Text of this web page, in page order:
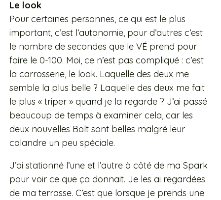
Le look
Pour certaines personnes, ce qui est le plus
important, c’est l’autonomie, pour d’autres c’est
le nombre de secondes que le VÉ prend pour
faire le 0-100. Moi, ce n’est pas compliqué : c’est
la carrosserie, le look. Laquelle des deux me
semble la plus belle ? Laquelle des deux me fait
le plus « triper » quand je la regarde ? J’ai passé
beaucoup de temps à examiner cela, car les
deux nouvelles Bolt sont belles malgré leur
calandre un peu spéciale.
J’ai stationné l’une et l’autre à côté de ma Spark
pour voir ce que ça donnait. Je les ai regardées
de ma terrasse. C’est que lorsque je prends une